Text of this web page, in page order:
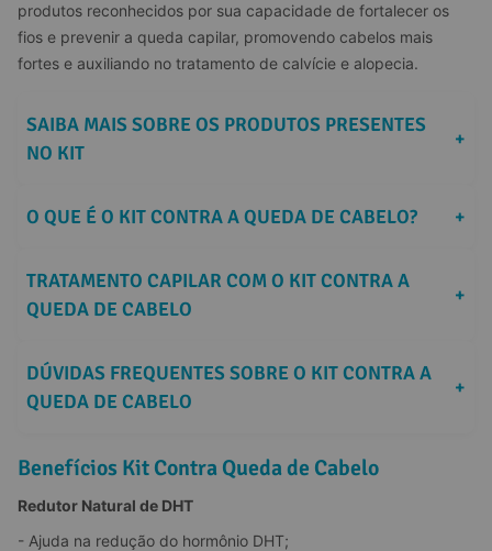
produtos reconhecidos por sua capacidade de fortalecer os
fios e prevenir a queda capilar, promovendo cabelos mais
fortes e auxiliando no tratamento de calvície e alopecia.
SAIBA MAIS SOBRE OS PRODUTOS PRESENTES
NO KIT
+
O QUE É O KIT CONTRA A QUEDA DE CABELO? +
TRATAMENTO CAPILAR COM O KIT CONTRA A
QUEDA DE CABELO
+
DÚVIDAS FREQUENTES SOBRE O KIT CONTRA A
QUEDA DE CABELO
+
Benefícios Kit Contra Queda de Cabelo
Redutor Natural de DHT
- Ajuda na redução do hormônio DHT;